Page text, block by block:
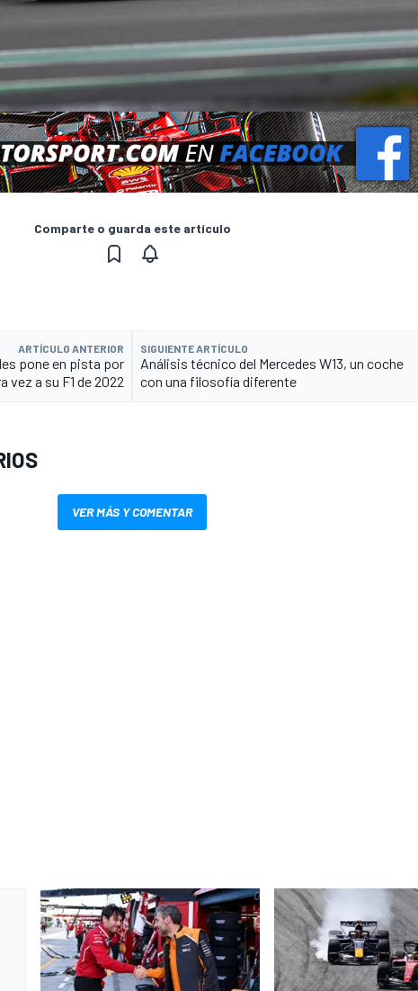
Comparte o guarda este artículo
ARTÍCULO ANTERIOR
pone en pista por
vez a su F1 de 2022
SIGUIENTE ARTÍCULO
Análisis técnico del Mercedes W13, un coche
con una filosofía diferente
VER MÁS Y COMENTAR